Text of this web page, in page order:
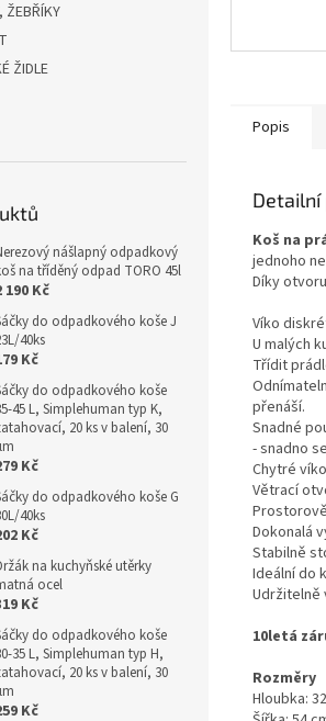
ŽEBŘÍKY
ŽIDLE
nášlapný odpadkový
na tříděný odpad TORO 45l
190 Kč
do odpadkového koše J
40ks
Kč
do odpadkového koše
45 L, Simplehuman typ K,
20 ks v balení, 30
Kč
do odpadkového koše G
40ks
Kč
na kuchyňské utěrky
ocel
Kč
do odpadkového koše
35 L, Simplehuman typ H,
20 ks v balení, 30
Kč
Popis
Detailní
Koš na
jednoho
Díky
Víko
U malých
Třídit
přenáší.
Snadné
- snadno
Chytré
Větrací
Dokonalá
Stabilně
Ideální do
Udržitelně
10letá
Rozměry
Hloubka: